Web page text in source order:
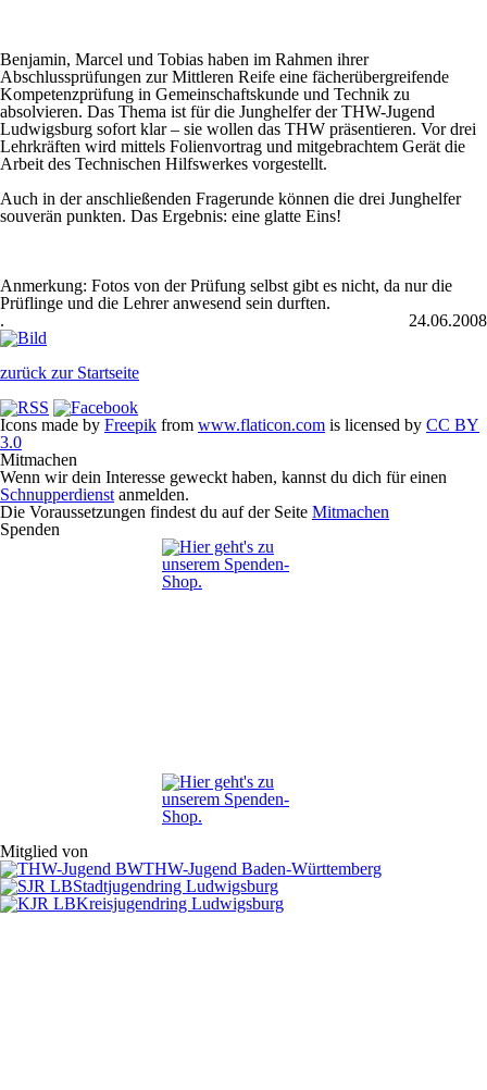
Benjamin, Marcel und Tobias haben im Rahmen ihrer
Abschlussprüfungen zur Mittleren Reife eine fächerübergreifende
Kompetenzprüfung in Gemeinschaftskunde und Technik zu
absolvieren. Das Thema ist für die Junghelfer der THW-Jugend
Ludwigsburg sofort klar – sie wollen das THW präsentieren. Vor drei
Lehrkräften wird mittels Folienvortrag und mitgebrachtem Gerät die
Arbeit des Technischen Hilfswerkes vorgestellt.
Auch in der anschließenden Fragerunde können die drei Junghelfer
souverän punkten. Das Ergebnis: eine glatte Eins!
Anmerkung: Fotos von der Prüfung selbst gibt es nicht, da nur die
Prüflinge und die Lehrer anwesend sein durften.
.
24.06.2008
zurück zur Startseite
Icons made by Freepik from www.flaticon.com is licensed by CC BY
3.0
Mitmachen
Wenn wir dein Interesse geweckt haben, kannst du dich für einen
Schnupperdienst anmelden.
Die Voraussetzungen findest du auf der Seite Mitmachen
Spenden
Mitglied von
THW-Jugend Baden-Württemberg
Stadtjugendring Ludwigsburg
Kreisjugendring Ludwigsburg